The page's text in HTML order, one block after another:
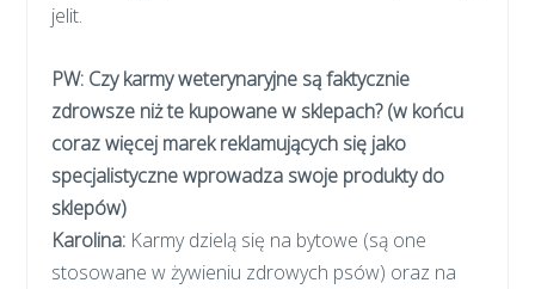
jelit.
PW: Czy karmy weterynaryjne są faktycznie
zdrowsze niż te kupowane w sklepach? (w końcu
coraz więcej marek reklamujących się jako
specjalistyczne wprowadza swoje produkty do
sklepów)
Karolina: Karmy dzielą się na bytowe (są one
stosowane w żywieniu zdrowych psów) oraz na